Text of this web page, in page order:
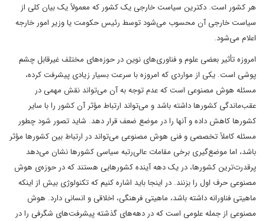
هر کشور است. دکترین سیاست خارجی یک کشور که معمولاً یک بیان کلی از
سیاست خارجی آن محسوب می‌شود توسط رئیس حکومت یا وزیر امور خارجه
اعلام می‌شود.
امروزه تأثیر بعضی علوم و فناوری‌های نوین در حوزه‌های مختلف غیرقابل چشم
پوشی است. یکی از مواردی که امروزه با سرعت بسیار زیادی پیشرفت کرده،
مسئله هوش مصنوعی است که عدم توجه به آن می‌تواند نقش مهمی در
عقب‌ماندگی کشورها داشته باشد و می‌تواند ارتباط مؤثر آن کشور را با سایر
کشورها کاهش داده و آنها را در موضع ضعف قرار دهد. شاید تصور شود چطور
مسئله کاملاً تخصصی و فنی هوش مصنوعی می‌تواند در ارتباط بین کشورها مؤثر
باشد، اما موضع‌گیری برخی مقامات عالی‌رتبه سیاسی کشورها نشان می‌دهد
پرقدرت‌ترین کشورها، در یک دهه آینده کشورهایی هستند که در حوزه‌ی هوش
مصنوعی حرف اول را بزنند. در اینجا باید اشاره کنیم که تکنولوژی بیش از اینکه
ماهیتی فناورانه داشته باشد، ماهیتی فرهنگی، اخلاقی و انسانی دارد. هوش
مصنوعی از جمله علومی است که در دهه‌های گذشته پیشرفت‌های شگرفی را در